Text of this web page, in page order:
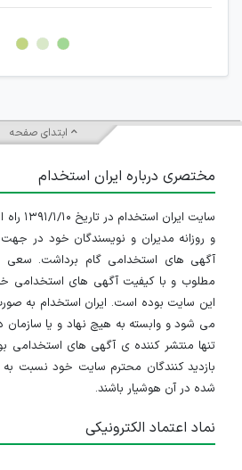
غیر مجاز می باشد.
امکان هماهنگی برای هرگونه ملاقات
ابتدای صفحه
مختصری درباره ایران استخدام
سایت
و روزانه مدیران و نویسندگان خود در
آگهی های استخدامی گام برداشت. سعی
مطلوب و با کیفیت آگهی های استخدامی
این سایت بوده است. ایران استخدام به
می شود و وابسته به هیچ نهاد و یا سازمان
تنها منتشر کننده ی آگهی های استخدامی
بازدید کنندگان محترم سایت خود نسبت
شده در آن هوشیار باشند.
نماد اعتماد الکترونیکی